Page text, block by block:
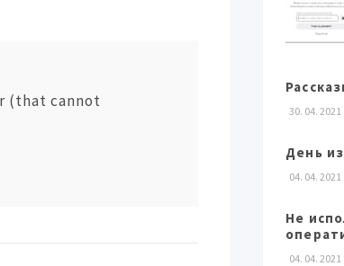
(that cannot
30. 04. 2021
День
04. 04. 2021
Не
04. 04. 2021